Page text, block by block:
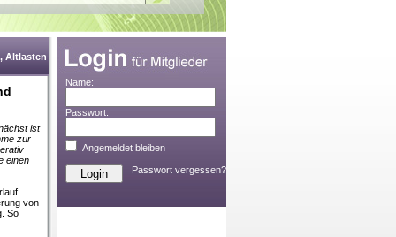
Altlasten
ist
zur
einen
von
So
Name:
Passwort:
Angemeldet bleiben
Passwort vergessen?